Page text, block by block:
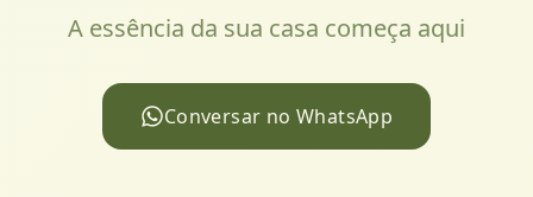
A essência da sua casa começa aqui
Conversar no WhatsApp